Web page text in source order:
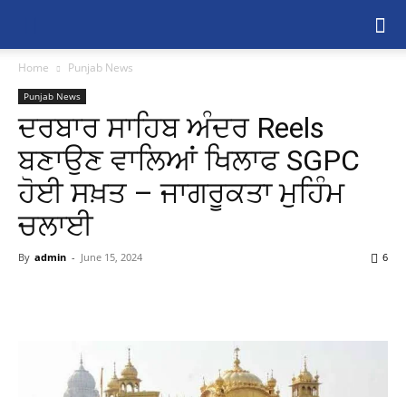
Home Punjab News
Punjab News
ਦਰਬਾਰ ਸਾਹਿਬ ਅੰਦਰ Reels
ਬਣਾਉਣ ਵਾਲਿਆਂ ਖਿਲਾਫ SGPC
ਹੋਈ ਸਖ਼ਤ – ਜਾਗਰੂਕਤਾ ਮੁਹਿੰਮ
ਚਲਾਈ
By admin - June 15, 2024 6